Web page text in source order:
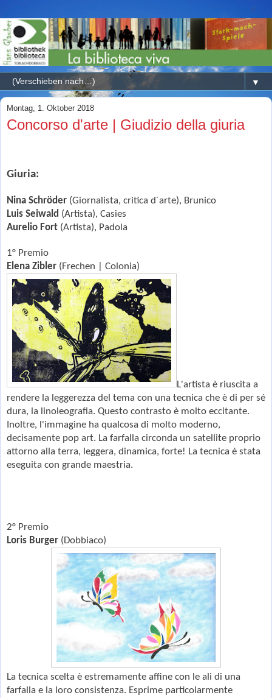
▼
Montag, 1. Oktober 2018
Concorso d'arte | Giudizio della giuria
Giuria:
Nina Schröder (Giornalista, critica d´arte), Brunico
Luis Seiwald (Artista), Casies
Aurelio Fort (Artista), Padola
1° Premio
Elena Zibler (Frechen | Colonia)
L'artista è riuscita a
rendere la leggerezza del tema con una tecnica che è di per sé
dura, la linoleografia. Questo contrasto è molto eccitante.
Inoltre, l'immagine ha qualcosa di molto moderno,
decisamente pop art. La farfalla circonda un satellite proprio
attorno alla terra, leggera, dinamica, forte! La tecnica è stata
eseguita con grande maestria.
2° Premio
Loris Burger (Dobbiaco)
La tecnica scelta è estremamente affine con le ali di una
farfalla e la loro consistenza. Esprime particolarmente